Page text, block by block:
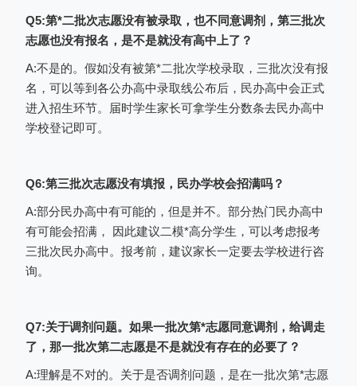
码）；如果依旧无法找回，请咨询学校管理
二、进行志愿填报
点击左侧“普通高中志愿填报”菜单进入
Q5:第*二批次志愿没有被录取，也不同意调剂，第三批次
志愿也没有报名，是不是就没有高中上了？
A:不是的。假如没有被第*二批次学校录取，三批次没有报
名，可以等到各公办高中录取线公布后，民办高中会正式
进入招生环节。届时学生家长可拿学生分数条去民办高中
学校登记即可。
Q6:第三批次志愿没有填报，民办学校会招满吗？
A:部分民办高中有可能的，但是并不。部分热门民办高中
有可能会招满， 因此建议二模*高分学生，可以考虑报考
三批次民办高中。报考前，建议家长一定要去学校进行咨
询。
Q7:关于调剂问题。如果一批次第*志愿同意调剂，给调走
了，那一批次第二志愿是不是就没有存在的必要了？
A:理解是不对的。关于是否调剂问题，是在一批次第*志愿